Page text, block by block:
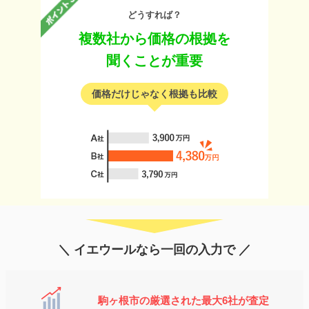
どうすれば？
複数社から価格の根拠を
聞くことが重要
価格だけじゃなく根拠も比較
＼ イエウールなら一回の入力で ／
駒ヶ根市の厳選された最大6社が査定